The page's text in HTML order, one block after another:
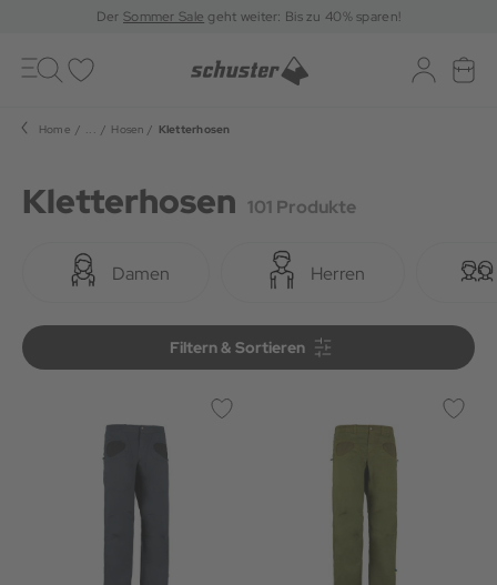
DerSommer Sale geht weiter: Bis zu 40% sparen!
Toggle
navigation
Home ... Hosen Kletterhosen
Kletterhosen 101 Produkte
Damen Herren
Filtern & Sortieren
Filtern & Sortieren